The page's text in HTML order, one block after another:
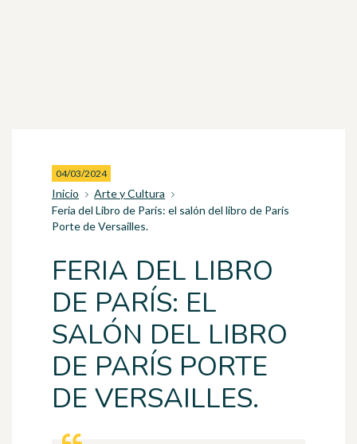
04/03/2024
Inicio
Arte y Cultura
Feria del Libro de París: el salón del libro de París
Porte de Versailles.
FERIA DEL LIBRO
DE PARÍS: EL
SALÓN DEL LIBRO
DE PARÍS PORTE
DE VERSAILLES.